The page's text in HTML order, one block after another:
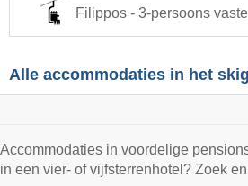
Filippos - 3-persoons
Alle accommodaties in het
Accommodaties in voordelige
in een vier- of vijfsterrenhotel? Zoek